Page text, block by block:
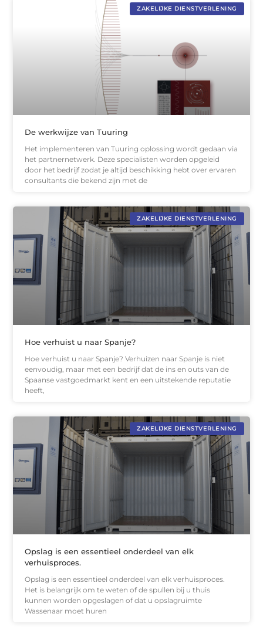
ZAKELIJKE DIENSTVERLENING
De werkwijze van Tuuring
Het implementeren van Tuuring oplossing wordt gedaan via
het partnernetwerk. Deze specialisten worden opgeleid
door het bedrijf zodat je altijd beschikking hebt over ervaren
consultants die bekend zijn met de
ZAKELIJKE DIENSTVERLENING
Hoe verhuist u naar Spanje?
Hoe verhuist u naar Spanje? Verhuizen naar Spanje is niet
eenvoudig, maar met een bedrijf dat de ins en outs van de
Spaanse vastgoedmarkt kent en een uitstekende reputatie
heeft,
ZAKELIJKE DIENSTVERLENING
Opslag is een essentieel onderdeel van elk
verhuisproces.
Opslag is een essentieel onderdeel van elk verhuisproces.
Het is belangrijk om te weten of de spullen bij u thuis
kunnen worden opgeslagen of dat u opslagruimte
Wassenaar moet huren